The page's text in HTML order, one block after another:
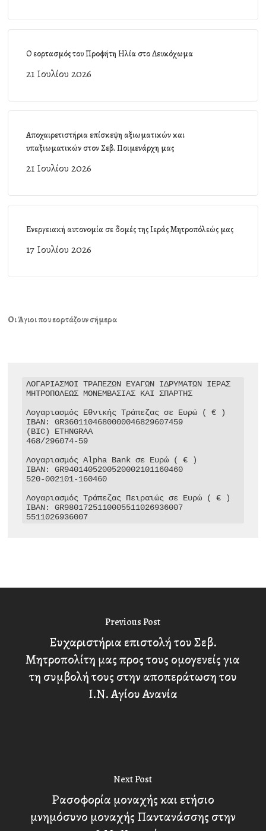
Ο εορτασμός του Προφήτη Ηλία στο Λευκόχωμα
21 Ιουλίου 2026
Αποχαιρετιστήρια επίσκεψη αξιωματικών και
υπαξιωματικών στον Σεβ. Ποιμενάρχη μας
21 Ιουλίου 2026
Ενεργειακή αυτονομία σε δομές της Ιεράς Μητροπόλεώς μας
17 Ιουλίου 2026
Οι Άγιοι που εορτάζουν σήμερα
ΛΟΓΑΡΙΑΣΜΟΙ ΤΡΑΠΕΖΩΝ ΕΥΑΓΩΝ ΙΔΡΥΜΑΤΩΝ ΙΕΡΑΣ
ΜΗΤΡΟΠΟΛΕΩΣ ΜΟΝΕΜΒΑΣΙΑΣ ΚΑΙ ΣΠΑΡΤΗΣ
Λογαριασμός Εθνικής Τράπεζας σε Ευρώ ( € )
IBAN: GR3601104680000046829607459
(BIC) ETHNGRAA
468/296074-59
Λογαριασμός Alpha Bank σε Ευρώ ( € )
IBAN: GR9401405200520002101160460
520-002101-160460
Λογαριασμός Τράπεζας Πειραιώς σε Ευρώ ( € )
IBAN: GR9801725110005511026936007
5511026936007
Previous Post
Ευχαριστήρια επιστολή του Σεβ.
Μητροπολίτη μας προς τους ομογενείς για
τη συμβολή τους στην αποπεράτωση του
Ι.Ν. Αγίου Ανανία
Next Post
Ρασοφορία μοναχής και ετήσιο
μνημόσυνο μοναχής Παντανάσσης στην